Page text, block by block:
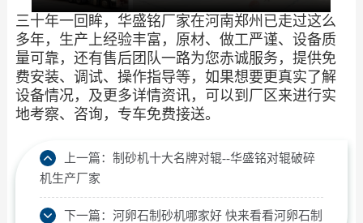
三十年一回眸，华盛铭厂家在河南郑州已走过这么
多年，生产上经验丰富，原材、做工严谨、设备质
量可靠，还有售后团队一路为您赤诚服务，提供免
费安装、调试、操作指导等，如果想要更真实了解
设备情况，及更多详情资讯，可以到厂区来进行实
地考察、咨询，专车免费接送。
上一篇： 制砂机十大名牌对辊--华盛铭对辊破碎
机生产厂家
下一篇： 河卵石制砂机哪家好 快来看看河卵石制